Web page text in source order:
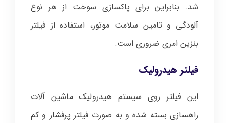
شد. بنابراین برای پاکسازی سوخت از هر نوع
آلودگی و تامین سلامت موتور، استفاده از فیلتر
بنزین امری ضروری است.
فیلتر هیدرولیک
این فیلتر روی سیستم هیدرولیک ماشین آلات
راهسازی بسته شده و به صورت فیلتر پرفشار و کم